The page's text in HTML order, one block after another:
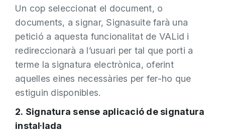
Un cop seleccionat el document, o
documents, a signar, Signasuite farà una
petició a aquesta funcionalitat de VALid i
redireccionarà a l’usuari per tal que porti a
terme la signatura electrònica, oferint
aquelles eines necessàries per fer-ho que
estiguin disponibles.
2. Signatura sense aplicació de signatura
instal·lada